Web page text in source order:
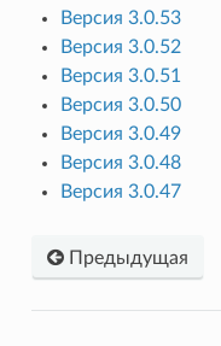
Версия 3.0.53
Версия 3.0.52
Версия 3.0.51
Версия 3.0.50
Версия 3.0.49
Версия 3.0.48
Версия 3.0.47
Предыдущая